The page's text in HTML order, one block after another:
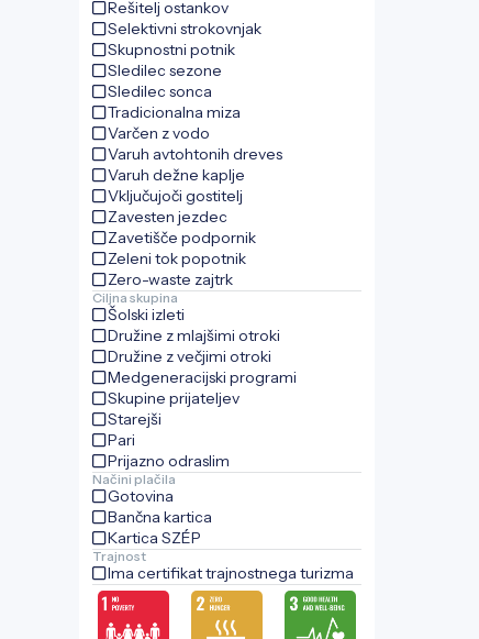
Rešitelj ostankov
Selektivni strokovnjak
Skupnostni potnik
Sledilec sezone
Sledilec sonca
Tradicionalna miza
Varčen z vodo
Varuh avtohtonih dreves
Varuh dežne kaplje
Vključujoči gostitelj
Zavesten jezdec
Zavetišče podpornik
Zeleni tok popotnik
Zero-waste zajtrk
Ciljna skupina
Šolski izleti
Družine z mlajšimi otroki
Družine z večjimi otroki
Medgeneracijski programi
Skupine prijateljev
Starejši
Pari
Prijazno odraslim
Načini plačila
Gotovina
Bančna kartica
Kartica SZÉP
Trajnost
Ima certifikat trajnostnega turizma